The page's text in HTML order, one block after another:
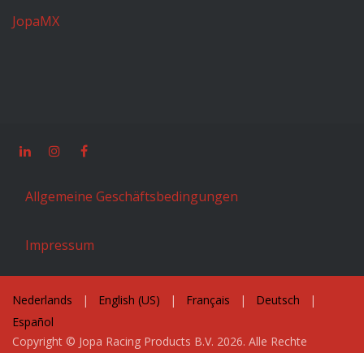
JopaMX
Allgemeine Geschäftsbedingungen
Impressum
Copyright © Jopa Racing Products B.V. 2026. Alle Rechte
Nederlands | English (US) | Français | Deutsch
|
Español